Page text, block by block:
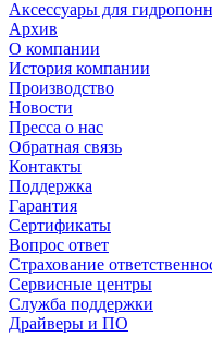
Аксессуары для
Архив
О компании
История компании
Производство
Новости
Пресса о нас
Обратная связь
Контакты
Поддержка
Гарантия
Сертификаты
Вопрос ответ
Страхование
Сервисные центры
Служба поддержки
Драйверы и ПО